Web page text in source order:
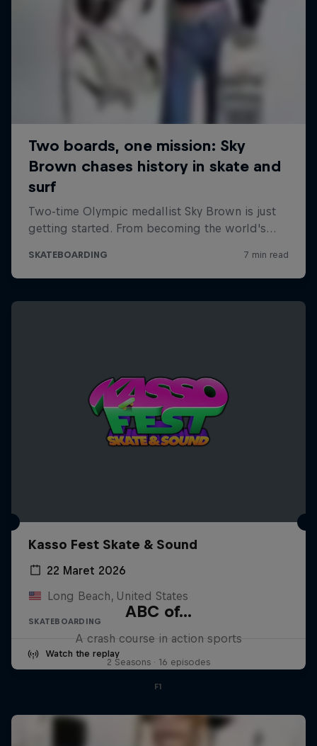
Kasso Fest Skate & Sound
22 Maret 2026
Long Beach, United States
SKATEBOARDING
Watch the replay
ABC of...
A crash course in action sports
2 Seasons · 16 episodes
F1